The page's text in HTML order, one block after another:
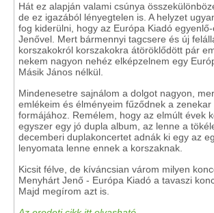
Hát ez alapján valami csúnya
de ez igazából lényegtelen is. A helyzet
fog kiderülni, hogy az Európa Kiadó
Jenővel. Mert bármennyi tagcsere és új
korszakokról korszakokra átöröklődött pár
nekem nagyon nehéz elképzelnem egy
Másik János nélkül.
Mindenesetre sajnálom a dolgot nagyon,
emlékeim és élményeim fűződnek a zenekar
formájához. Remélem, hogy az elmúlt évek
egyszer egy jó dupla album, az lenne a
decemberi duplakoncertet adnák ki egy az
lenyomata lenne ennek a korszaknak.
Kicsit félve, de kíváncsian várom milyen
Menyhárt Jenő - Európa Kiadó a tavaszi
Majd megírom azt is.